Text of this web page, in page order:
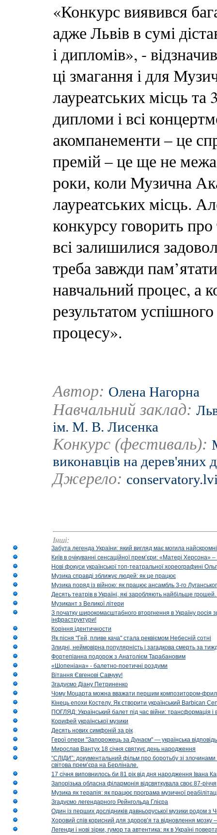
«Конкурс виявився
адже Львів в сумі
і дипломів», -
ці змагання і для
лауреатських місць
дипломи і всі
акомпанементи – це
премій – це ще не
роки, коли Музична
лауреатських місць.
конкурсу говорить
всі залишилися
треба завжди
навчальний процес, а
результатом
процесу».
Автор: Олена Нагорна
Навчальний заклад:
ім. М. В. Лисенка
Конкурс (фестиваль):
виконавців на дерев'яних
Джерело:
Інші:
Забута легенда України: який вигляд має могила
Київ в очікуванні сенсаційної прем’єри: «Матері
Нові фокуси української топ-театральної хореографині
Музика справді зближує людей: як це працює
Музика поряд із війною: як працює ансамбль 3-го
Десять театрів в Україні, які заробляють найбільше
Музикант з Великої літери
З початку широкомасштабного вторгнення в Україну росія
інфраструктури!
Коріння ідентичности
Як пісня "Гей, пливе кача" стала реквіємом Небесній сотні
Злидні, неймовірна популярність і загадкова смерть за
Фортепіанна подорож з Анатолієм Тарабановим
«Шопеніана» - балетно-поетичні роздуми
Вітання Євгенові Савчуку!
Згадуємо Діану Петриненко
Чому Моцарта можна вважати першим композитором-
Кінець епохи Костелу. Як створити український Barbican
ПОГЛЯД: Український балет під час війни: трансформація і
Корифей української музики
Десять нових симфоній за рік
Герої опери "Запорожець за Дунаєм" — українська
Мирослав Вантух 18 січня святкує день народження
“СЛІДИ”: документальний фільм про боротьбу зі
світова прем’єра на Берлінале.
17 січня виповнилось би 81 рік від дня народження Івана
Запорізька обласна філармонія відсвяткувала своє 87-річчя
Музика як терапія: як працює програма музичної
Згадуємо легендарного Рейнгольда Глієра
Один із перших дослідників давньоруської музики родом з
Хоровий спів корисний для здоров’я та відновлення мозку
Легенди і нові зірки, гумор та автентика: як в Україні